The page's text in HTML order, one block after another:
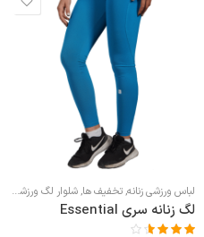
لباس ورزشی زنانه,تخفیف ها,شلوار لگ ورزشی زنانه
لگ زنانه سری Essential